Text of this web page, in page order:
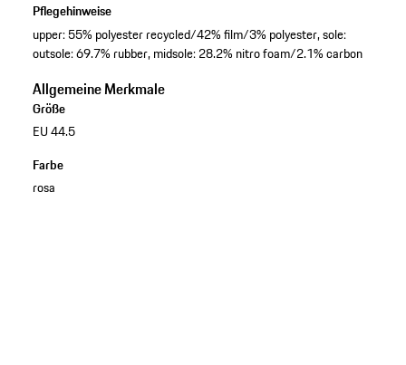
Pflegehinweise
upper: 55% polyester recycled/42% film/3% polyester, sole:
outsole: 69.7% rubber, midsole: 28.2% nitro foam/2.1% carbon
Allgemeine Merkmale
Größe
EU 44.5
Farbe
rosa